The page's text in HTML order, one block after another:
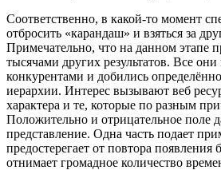
Соответственно, в какой-то момент
отбросить «карандаш» и взяться за
Примечательно, что на данном этапе
тысячами других результатов. Все
конкурентами и добились
иерархии. Интерес вызывают веб
характера и те, которые по разным
Положительно и отрицательное поле
представление. Одна часть подает
предостерегает от повтора
отнимает громадное количество